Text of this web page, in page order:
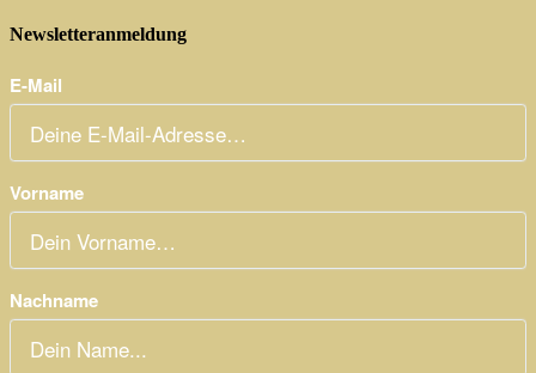
Newsletteranmeldung